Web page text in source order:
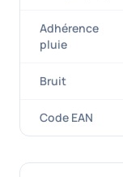
Adhérence
pluie
Bruit
Code EAN